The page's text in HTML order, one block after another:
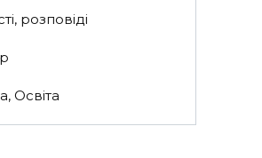
розповіді
Освіта